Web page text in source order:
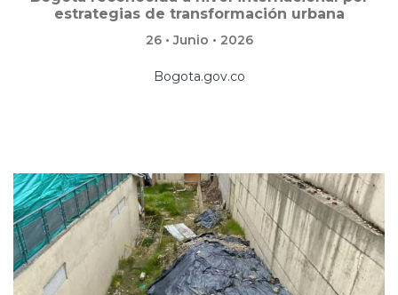
estrategias de transformación urbana
26 • Junio • 2026
Bogota.gov.co